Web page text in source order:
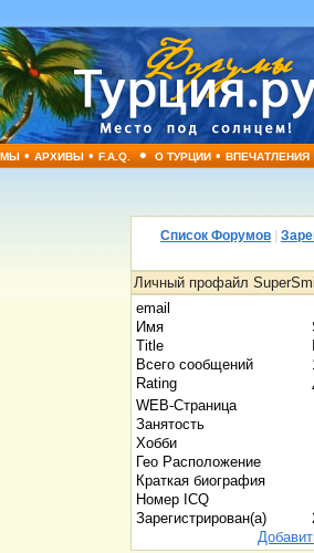
•АРХИВЫ•F.A.Q. • О ТУРЦИИ•ВПЕЧАТЛЕНИЯ
Список Форумов
Личный профайл
email
Имя
Title
Всего сообщений
Rating
WEB-Страница
Занятость
Хобби
Гео Расположение
Краткая биография
Номер ICQ
Зарегистрирован(а)